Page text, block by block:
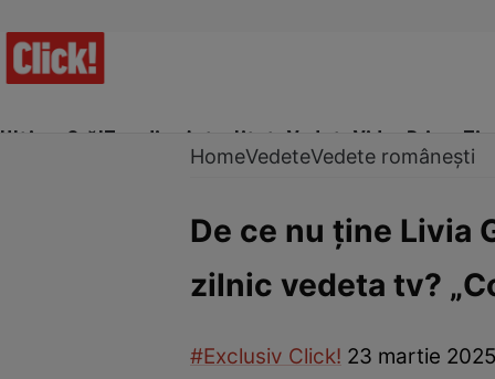
Ultima Oră!Trending Actualitate Vedete Video Prime
Vedete internaționaleVedete româneștiInterviurile
HomeVedeteVedete românești
De ce nu ține Livia
zilnic vedeta tv?
#Exclusiv Click! 23 martie